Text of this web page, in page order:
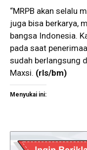
“MRPB akan selalu
juga bisa berkarya,
bangsa Indonesia.
pada saat
sudah berlangsung
Maxsi. (rls/bm)
Menyukai ini: